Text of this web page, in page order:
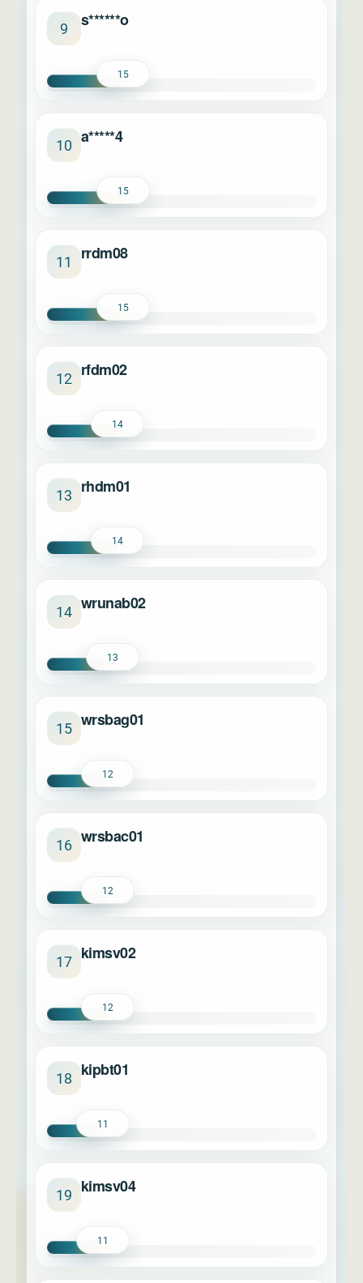
9 s******o
15
10 a*****4
15
11 rrdm08
15
12 rfdm02
14
13 rhdm01
14
14 wrunab02
13
15 wrsbag01
12
16 wrsbac01
12
17 kimsv02
12
18 kipbt01
11
19 kimsv04
11